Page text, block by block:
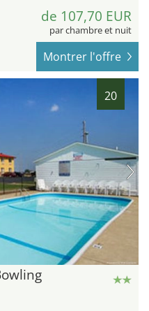
de 107,70 EUR
par chambre et nuit
Montrer l'offre
20